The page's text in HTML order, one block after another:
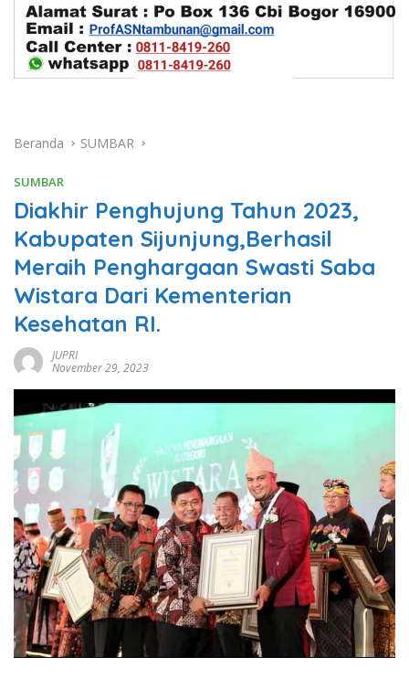
Beranda SUMBAR
SUMBAR
Diakhir Penghujung Tahun 2023,
Kabupaten Sijunjung,Berhasil
Meraih Penghargaan Swasti Saba
Wistara Dari Kementerian
Kesehatan RI.
JUPRI
November 29, 2023